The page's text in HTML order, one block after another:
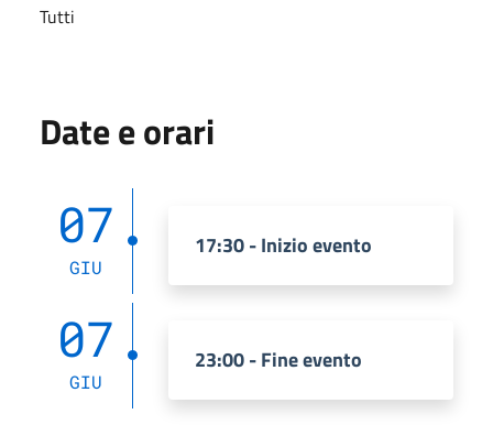
Tutti
Date e orari
07
GIU
17:30 - Inizio evento
07
GIU
23:00 - Fine evento